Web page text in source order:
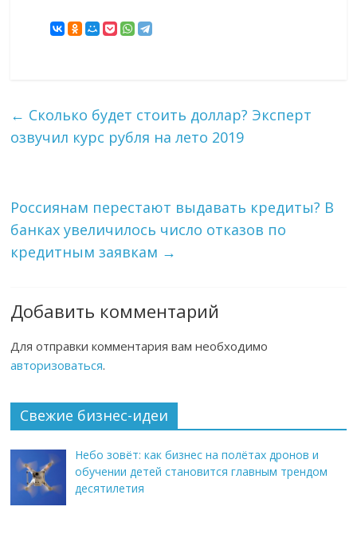
← Сколько будет стоить доллар? Эксперт
озвучил курс рубля на лето 2019
Россиянам перестают выдавать кредиты? В
банках увеличилось число отказов по
кредитным заявкам →
Добавить комментарий
Для отправки комментария вам необходимо
авторизоваться.
Свежие бизнес-идеи
Небо зовёт: как бизнес на полётах дронов и
обучении детей становится главным трендом
десятилетия